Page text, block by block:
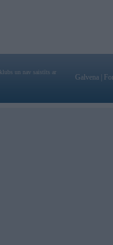
un nav saistīts ar
Galvena